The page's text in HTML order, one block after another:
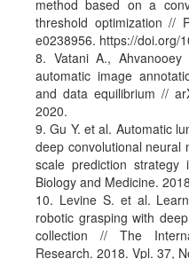
method based on a
threshold optimization //
e0238956. https://doi.org/
8. Vatani A.,
automatic image
and data equilibrium //
2020.
9. Gu Y. et al. Automatic
deep convolutional neural
scale prediction
Biology and Medicine.
10. Levine S. et al.
robotic grasping with
collection // The
Research. 2018. Vpl. 37,